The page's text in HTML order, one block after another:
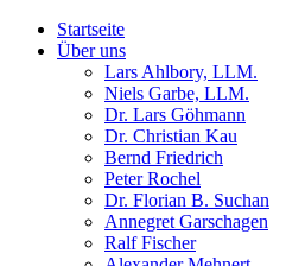
Startseite
Über uns
Lars Ahlbory, LLM.
Niels Garbe, LLM.
Dr. Lars Göhmann
Dr. Christian Kau
Bernd Friedrich
Peter Rochel
Dr. Florian B. Suchan
Annegret Garschagen
Ralf Fischer